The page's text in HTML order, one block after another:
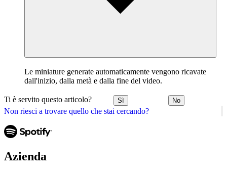
Non riesci a trovare quello che stai cercando?
Le miniature generate automaticamente vengono ricavate
dall'inizio, dalla metà e dalla fine del video.
Ti è servito questo articolo? Sì No
Azienda